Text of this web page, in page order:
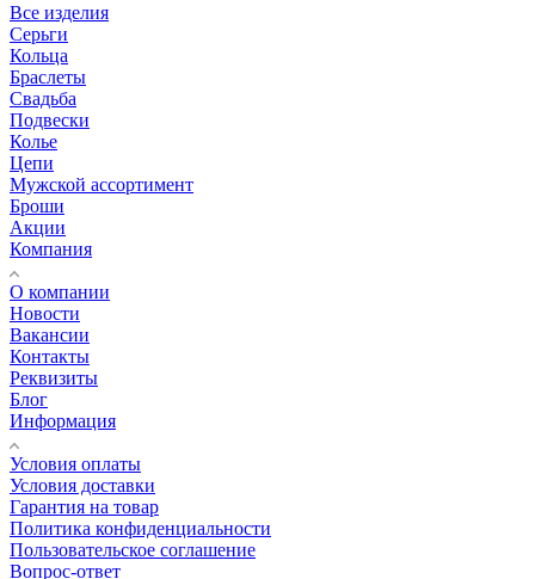
Все изделия
Серьги
Кольца
Браслеты
Свадьба
Подвески
Колье
Цепи
Мужской ассортимент
Броши
Акции
Компания
О компании
Новости
Вакансии
Контакты
Реквизиты
Блог
Информация
Условия оплаты
Условия доставки
Гарантия на товар
Политика конфиденциальности
Пользовательское соглашение
Вопрос-ответ